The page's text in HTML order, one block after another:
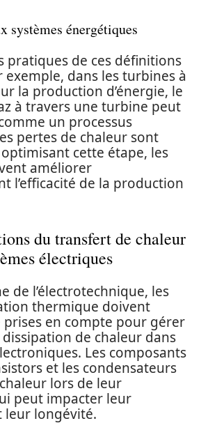
systèmes énergétiques
pratiques de ces définitions
exemple, dans les turbines à
la production d’énergie, le
à travers une turbine peut
un processus
pertes de chaleur sont
cette étape, les
améliorer
l’efficacité de la production
du transfert de chaleur
électriques
de l’électrotechnique, les
thermique doivent
en compte pour gérer
de chaleur dans
Les composants
et les condensateurs
lors de leur
peut impacter leur
leur longévité.